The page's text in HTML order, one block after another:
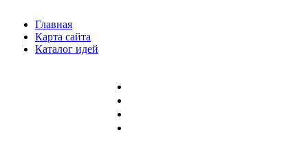
Главная
Карта сайта
Каталог идей